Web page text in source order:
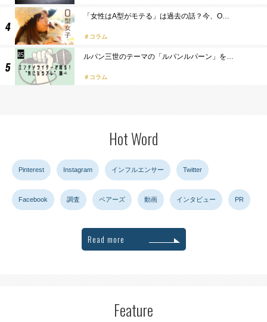
「女性はA型がモテる」は過去の話？今、O…
コラム
ルパン三世のテーマの「ルパンルパーン」を…
コラム
Hot Word
Pinterest Instagram インフルエンサー Twitter
Facebook 調査 ペアーズ 動画 インタビュー PR
Read more
Feature